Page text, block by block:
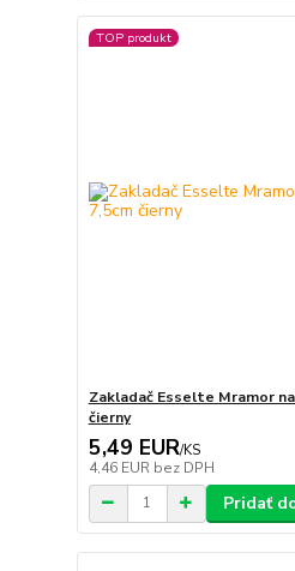
TOP produkt
Zakladač Esselte Mramor
čierny
5,49 EUR/KS
4,46 EUR bez DPH
Pridať